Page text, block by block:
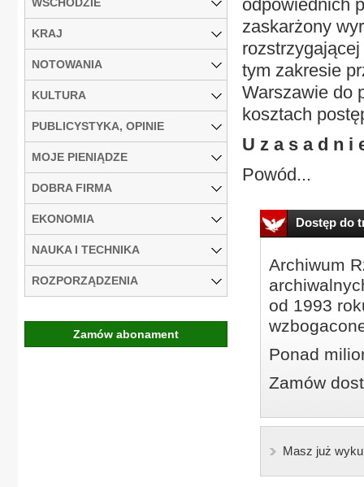
odpowiednich
zaskarżony
tym zakresie
Warszawie do
kosztach
U z a s a d n i
Powód...
Dostęp do
Archiwum
od 1993
Ponad
Zamów
Masz już
KRAJ
NOTOWANIA
KULTURA
PUBLICYSTYKA, OPINIE
MOJE PIENIĄDZE
DOBRA FIRMA
EKONOMIA
NAUKA I TECHNIKA
ROZPORZĄDZENIA
Zamów abonament